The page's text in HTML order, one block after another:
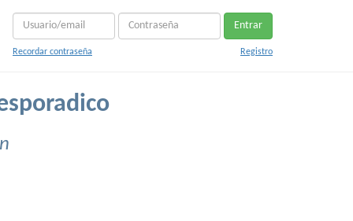
Entrar
Recordar contraseña Registro